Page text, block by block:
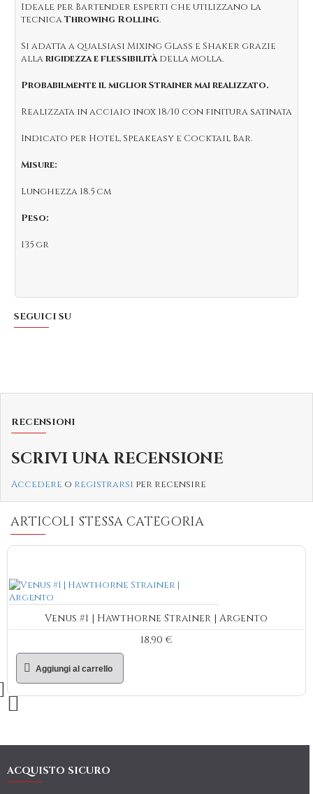
Ideale per Bartender esperti che utilizzano la
tecnicaThrowing Rolling.
Si adatta a qualsiasi Mixing Glass e Shaker grazie
allarigidezza e flessibilitàdella molla.
Probabilmente il miglior Strainer mai realizzato.
Realizzata in acciaio inox 18/10 con finitura satinata
Indicato per Hotel, Speakeasy e Cocktail Bar.
Misure:
Lunghezza 18.5 cm
Peso:
135 gr
SEGUICI SU
RECENSIONI
SCRIVI UNA RECENSIONE
Accedere o registrarsi per recensire
ARTICOLI STESSA CATEGORIA
Venus #1 | Hawthorne Strainer | Argento
18,90 €
Aggiungi al carrello
ACQUISTO SICURO